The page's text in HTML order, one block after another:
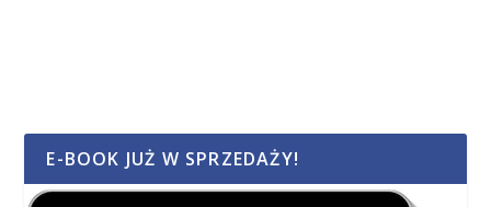
E-BOOK JUŻ W SPRZEDAŻY!